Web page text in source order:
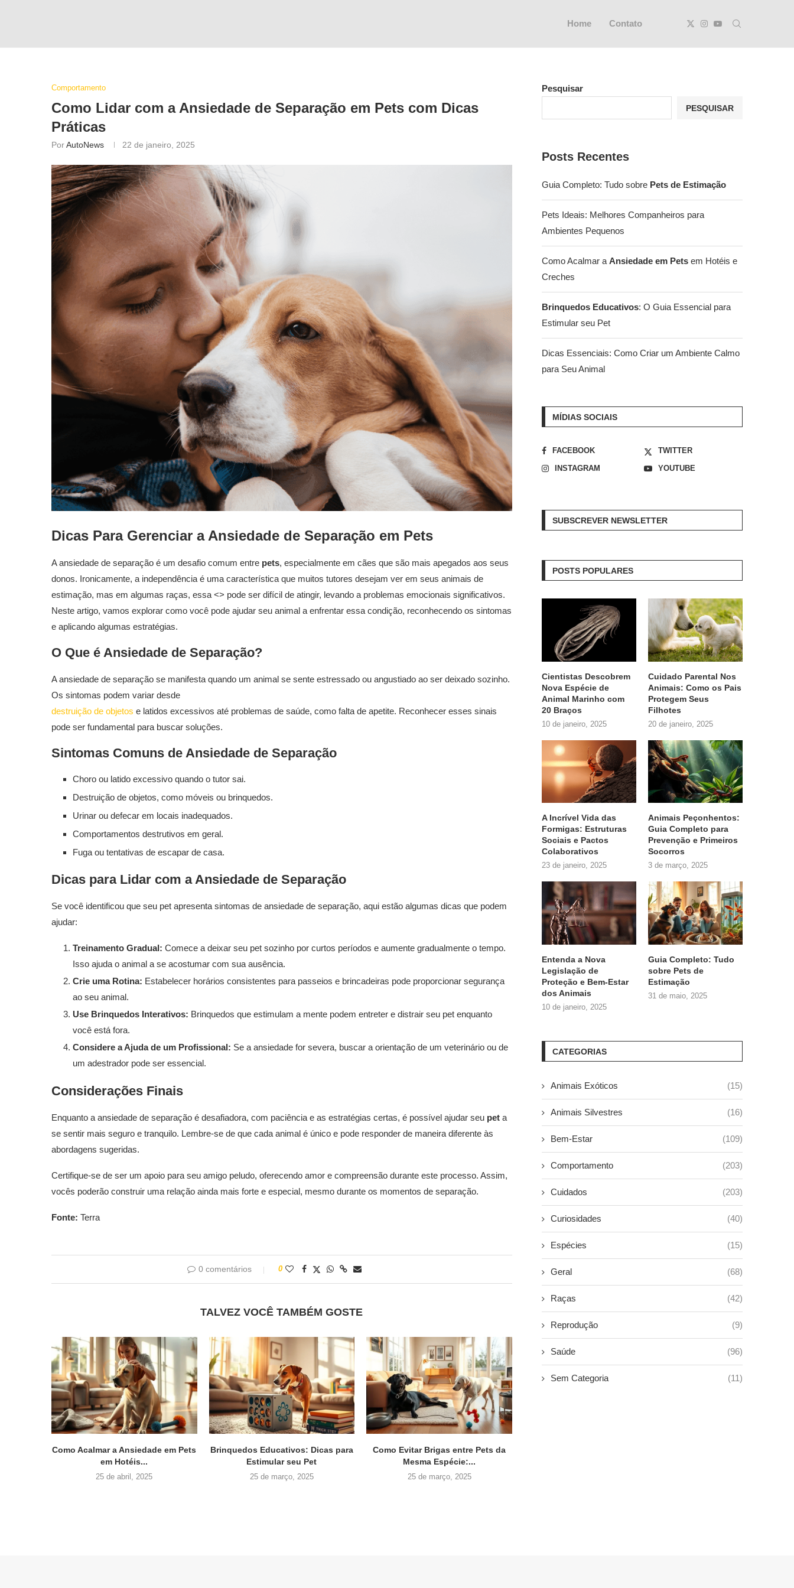
Home Contato
Comportamento
Como Lidar com a Ansiedade de Separação em Pets com Dicas
Práticas
PorAutoNews 22 de janeiro, 2025
Dicas Para Gerenciar a Ansiedade de Separação em Pets
A ansiedade de separação é um desafio comum entre pets, especialmente em cães que são mais apegados aos seus
donos. Ironicamente, a independência é uma característica que muitos tutores desejam ver em seus animais de
estimação, mas em algumas raças, essa <> pode ser difícil de atingir, levando a problemas emocionais significativos.
Neste artigo, vamos explorar como você pode ajudar seu animal a enfrentar essa condição, reconhecendo os sintomas
e aplicando algumas estratégias.
O Que é Ansiedade de Separação?
A ansiedade de separação se manifesta quando um animal se sente estressado ou angustiado ao ser deixado sozinho.
Os sintomas podem variar desde
destruição de objetos e latidos excessivos até problemas de saúde, como falta de apetite. Reconhecer esses sinais
pode ser fundamental para buscar soluções.
Sintomas Comuns de Ansiedade de Separação
Choro ou latido excessivo quando o tutor sai.
Destruição de objetos, como móveis ou brinquedos.
Urinar ou defecar em locais inadequados.
Comportamentos destrutivos em geral.
Fuga ou tentativas de escapar de casa.
Dicas para Lidar com a Ansiedade de Separação
Se você identificou que seu pet apresenta sintomas de ansiedade de separação, aqui estão algumas dicas que podem
ajudar:
Treinamento Gradual: Comece a deixar seu pet sozinho por curtos períodos e aumente gradualmente o tempo.
Isso ajuda o animal a se acostumar com sua ausência.
Crie uma Rotina: Estabelecer horários consistentes para passeios e brincadeiras pode proporcionar segurança
ao seu animal.
Use Brinquedos Interativos: Brinquedos que estimulam a mente podem entreter e distrair seu pet enquanto
você está fora.
Considere a Ajuda de um Profissional: Se a ansiedade for severa, buscar a orientação de um veterinário ou de
um adestrador pode ser essencial.
Considerações Finais
Enquanto a ansiedade de separação é desafiadora, com paciência e as estratégias certas, é possível ajudar seu pet a
se sentir mais seguro e tranquilo. Lembre-se de que cada animal é único e pode responder de maneira diferente às
abordagens sugeridas.
Certifique-se de ser um apoio para seu amigo peludo, oferecendo amor e compreensão durante este processo. Assim,
vocês poderão construir uma relação ainda mais forte e especial, mesmo durante os momentos de separação.
Fonte: Terra
0 comentários 0
TALVEZ VOCÊ TAMBÉM GOSTE
Como Acalmar a Ansiedade em Pets
em Hotéis...
25 de abril, 2025
Brinquedos Educativos: Dicas para
Estimular seu Pet
25 de março, 2025
Como Evitar Brigas entre Pets da
Mesma Espécie:...
25 de março, 2025
Pesquisar
PESQUISAR
Posts Recentes
Guia Completo: Tudo sobre Pets de Estimação
Pets Ideais: Melhores Companheiros para
Ambientes Pequenos
Como Acalmar a Ansiedade em Pets em Hotéis e
Creches
Brinquedos Educativos: O Guia Essencial para
Estimular seu Pet
Dicas Essenciais: Como Criar um Ambiente Calmo
para Seu Animal
MÍDIAS SOCIAIS
FACEBOOK
TWITTER
INSTAGRAM
YOUTUBE
SUBSCREVER NEWSLETTER
POSTS POPULARES
Cientistas Descobrem
Nova Espécie de
Animal Marinho com
20 Braços
10 de janeiro, 2025
Cuidado Parental Nos
Animais: Como os Pais
Protegem Seus
Filhotes
20 de janeiro, 2025
A Incrível Vida das
Formigas: Estruturas
Sociais e Pactos
Colaborativos
23 de janeiro, 2025
Animais Peçonhentos:
Guia Completo para
Prevenção e Primeiros
Socorros
3 de março, 2025
Entenda a Nova
Legislação de
Proteção e Bem-Estar
dos Animais
10 de janeiro, 2025
Guia Completo: Tudo
sobre Pets de
Estimação
31 de maio, 2025
CATEGORIAS
Animais Exóticos (15)
Animais Silvestres (16)
Bem-Estar (109)
Comportamento (203)
Cuidados (203)
Curiosidades (40)
Espécies (15)
Geral (68)
Raças (42)
Reprodução (9)
Saúde (96)
Sem Categoria (11)